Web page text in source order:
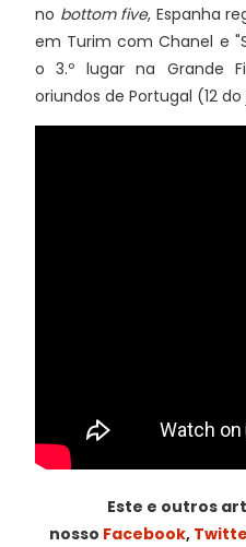
no bottom five, Espanha
em Turim com Chanel e
o 3.º lugar na Grande
oriundos de Portugal (12
Este e outros
nosso Facebook,